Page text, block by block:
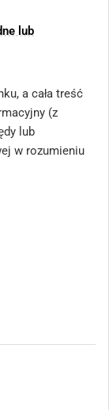
lub
a cała treść
(z
lub
w rozumieniu